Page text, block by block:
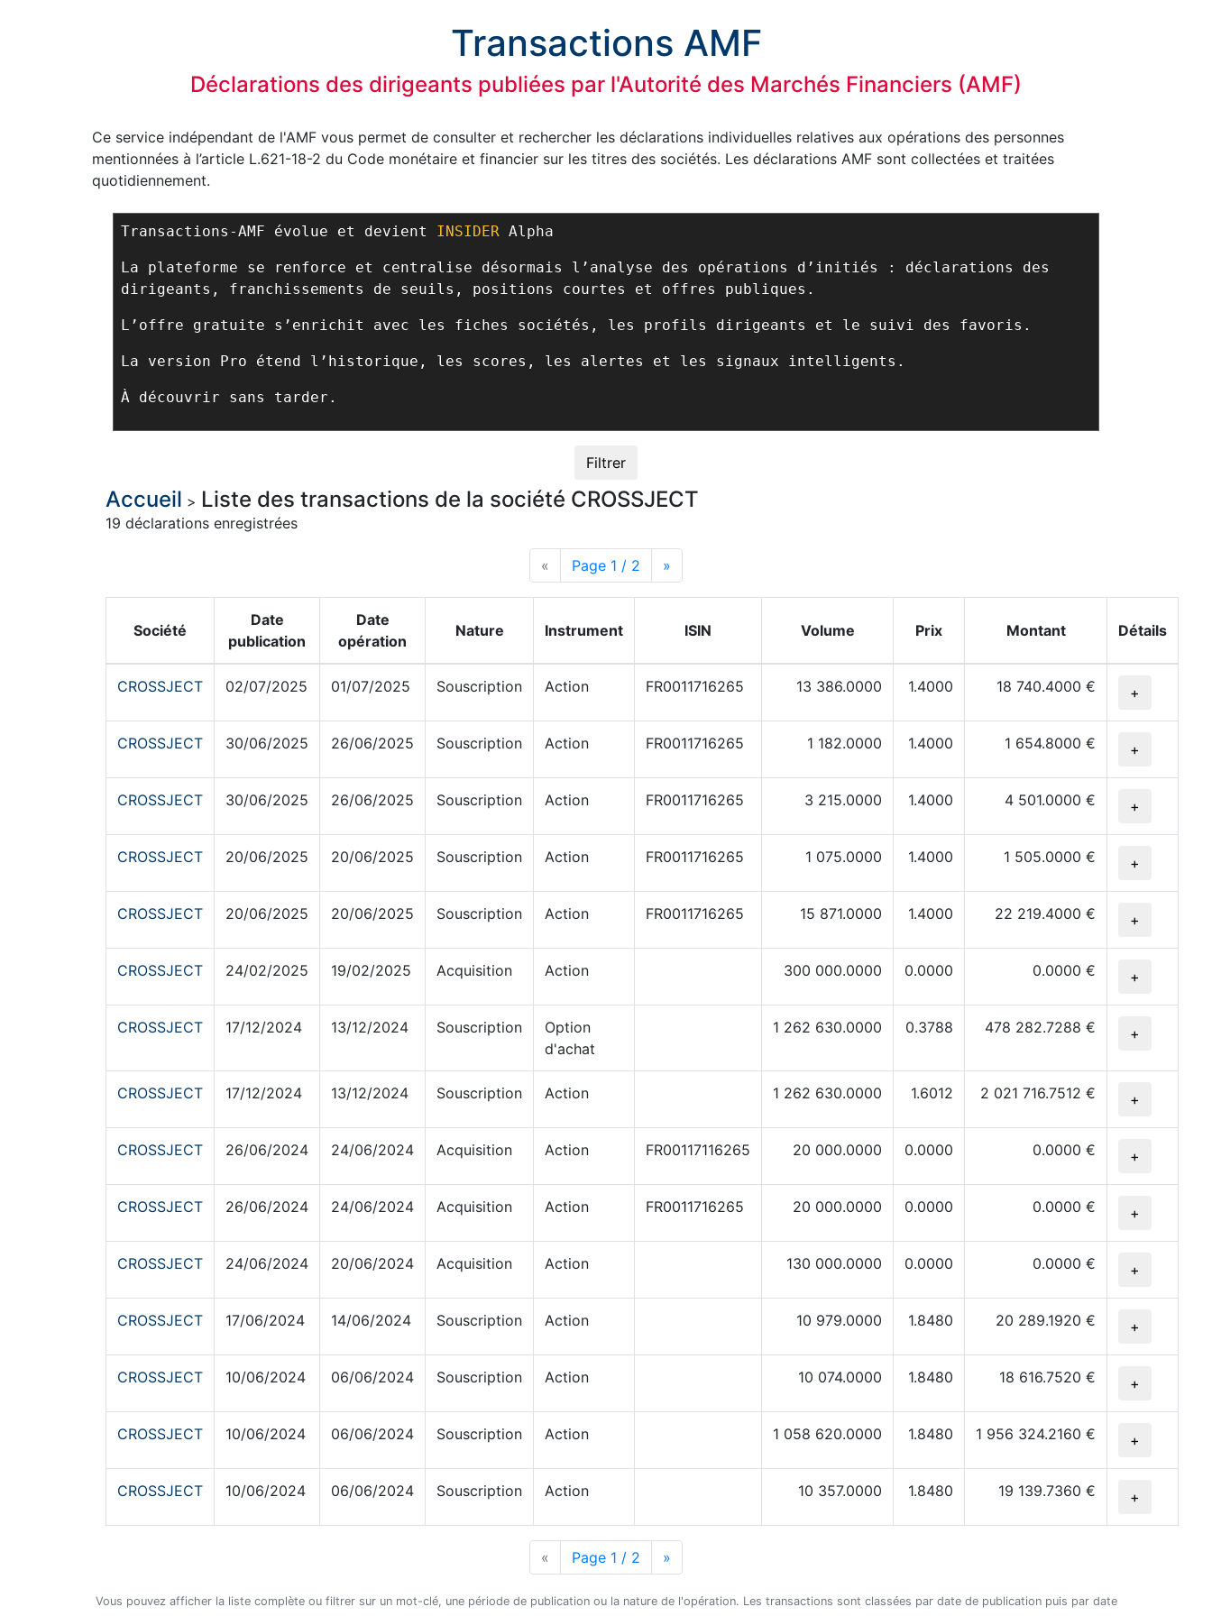
Transactions AMF
Déclarations des dirigeants publiées par l'Autorité des Marchés Financiers (AMF)
Ce service indépendant de l'AMF vous permet de consulter et rechercher les déclarations individuelles relatives aux opérations des personnes
mentionnées à l’article L.621-18-2 du Code monétaire et financier sur les titres des sociétés. Les déclarations AMF sont collectées et traitées
quotidiennement.
Transactions-AMF évolue et devient INSIDER Alpha
La plateforme se renforce et centralise désormais l’analyse des opérations d’initiés : déclarations des
dirigeants, franchissements de seuils, positions courtes et offres publiques.
L’offre gratuite s’enrichit avec les fiches sociétés, les profils dirigeants et le suivi des favoris.
La version Pro étend l’historique, les scores, les alertes et les signaux intelligents.
À découvrir sans tarder.
Filtrer
Accueil > Liste des transactions de la société CROSSJECT
19 déclarations enregistrées
« Page précédente
Page 1 / 2 Page suivante
»
Société
Date
publication
Date
opération
Nature Instrument ISIN Volume Prix Montant Détails
CROSSJECT 02/07/2025 01/07/2025 Souscription Action FR0011716265 13 386.0000 1.4000 18 740.4000 € +
CROSSJECT 30/06/2025 26/06/2025 Souscription Action FR0011716265 1 182.0000 1.4000 1 654.8000 € +
CROSSJECT 30/06/2025 26/06/2025 Souscription Action FR0011716265 3 215.0000 1.4000 4 501.0000 € +
CROSSJECT 20/06/2025 20/06/2025 Souscription Action FR0011716265 1 075.0000 1.4000 1 505.0000 € +
CROSSJECT 20/06/2025 20/06/2025 Souscription Action FR0011716265 15 871.0000 1.4000 22 219.4000 € +
CROSSJECT 24/02/2025 19/02/2025 Acquisition Action 300 000.0000 0.0000 0.0000 € +
CROSSJECT 17/12/2024 13/12/2024 Souscription
Option
d'achat
1 262 630.0000 0.3788 478 282.7288 € +
CROSSJECT 17/12/2024 13/12/2024 Souscription Action 1 262 630.0000 1.6012 2 021 716.7512 € +
CROSSJECT 26/06/2024 24/06/2024 Acquisition Action FR00117116265 20 000.0000 0.0000 0.0000 € +
CROSSJECT 26/06/2024 24/06/2024 Acquisition Action FR0011716265 20 000.0000 0.0000 0.0000 € +
CROSSJECT 24/06/2024 20/06/2024 Acquisition Action 130 000.0000 0.0000 0.0000 € +
CROSSJECT 17/06/2024 14/06/2024 Souscription Action 10 979.0000 1.8480 20 289.1920 € +
CROSSJECT 10/06/2024 06/06/2024 Souscription Action 10 074.0000 1.8480 18 616.7520 € +
CROSSJECT 10/06/2024 06/06/2024 Souscription Action 1 058 620.0000 1.8480 1 956 324.2160 € +
CROSSJECT 10/06/2024 06/06/2024 Souscription Action 10 357.0000 1.8480 19 139.7360 € +
« Page précédente
Page 1 / 2 Page suivante
»
Vous pouvez afficher la liste complète ou filtrer sur un mot-clé, une période de publication ou la nature de l'opération. Les transactions sont classées par date de publication puis par date